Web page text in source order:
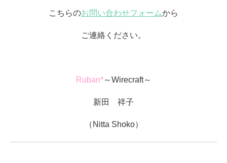
こちらのお問い合わせフォームから
ご連絡ください。
Ruban*～Wirecraft～
新田 祥子
（Nitta Shoko）